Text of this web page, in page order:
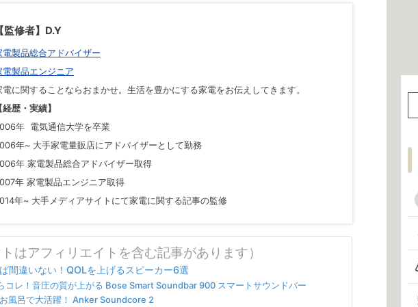
【監修者】D.Y
電製品総合アドバイザー
電製品エンジニア
電に関することならおまかせ。生活を豊かにする家電をお伝えしてきます。
経歴・実績】
年 電気通信大学を卒業
年~ 大手家電量販店にアドバイザーとして勤務
年 家電製品総合アドバイザー取得
年 家電製品エンジニア取得
年~ 大手メディアサイトにて家電に関する記事の監修
はアフィリエイトを含む記事があります）
間違いない！QOLを上げるスピーカー6選
コレ！音圧の質が上がる Bose Smart Soundbar 900 スマートサウンドバー
風呂で大活躍！ Anker Soundcore 2